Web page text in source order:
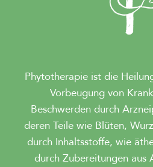
Phytotherapie ist die
Vorbeugung von
Beschwerden durch
deren Teile wie Blüten,
durch Inhaltsstoffe, wie
durch Zubereitungen aus